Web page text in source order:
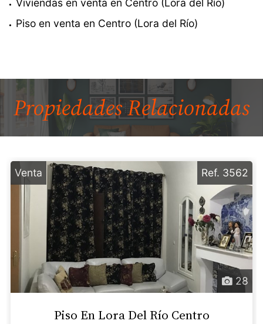
Piso en venta en Centro (Lora del Río)
PropiedadesRelacionadas
Venta
28
Ref. 3562
Piso En Lora Del Río Centro